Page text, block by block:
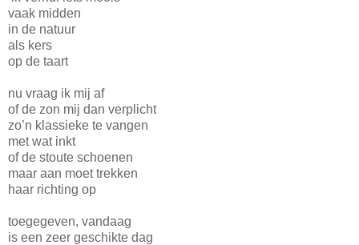
vaak midden
in de natuur
als kers
op de taart
nu vraag ik mij af
of de zon mij dan verplicht
zo’n klassieke te vangen
met wat inkt
of de stoute schoenen
maar aan moet trekken
haar richting op
toegegeven, vandaag
is een zeer geschikte dag